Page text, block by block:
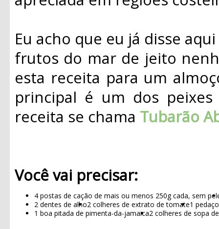
Eu acho que eu já disse
frutos do mar de jeito
esta receita para um
principal é um dos
receita se chama Tubarão
Você vai precisar:
4 postas de cação de mais ou menos 250g cada, sem
2 dentes de alho2 colheres de extrato de tomate1
1 boa pitada de pimenta-da-jamaica2 colheres de sopa